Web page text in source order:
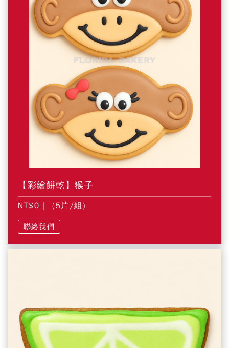
【彩繪餅乾】猴子
NT$0 | (5片/組)
聯絡我們